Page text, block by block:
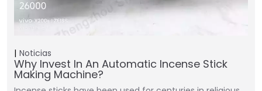
Noticias
Why Invest In An Automatic Incense Stick
Making Machine?